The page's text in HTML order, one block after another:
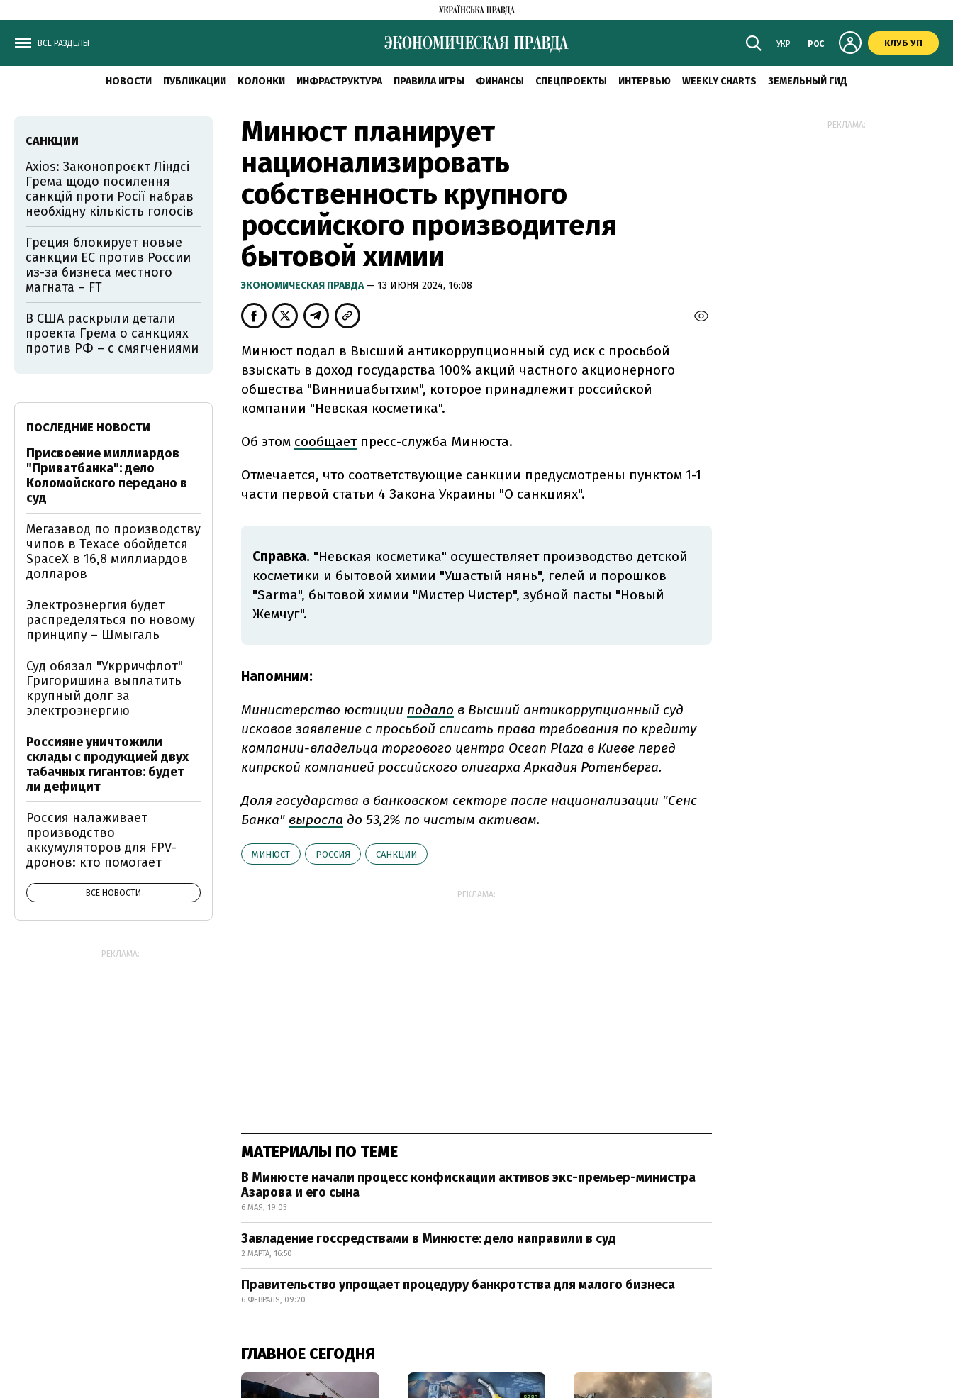
ВСЕ РАЗДЕЛЫ УКР РОС КЛУБ УП
НОВОСТИ ПУБЛИКАЦИИ КОЛОНКИ ИНФРАСТРУКТУРА ПРАВИЛА ИГРЫ ФИНАНСЫ СПЕЦПРОЕКТЫ ИНТЕРВЬЮ WEEKLY CHARTS ЗЕМЕЛЬНЫЙ ГИД
Минюст планирует
национализировать
собственность крупного
российского производителя
бытовой химии
ЭКОНОМИЧЕСКАЯ ПРАВДА— 13 ИЮНЯ 2024, 16:08
Минюст подал в Высший антикоррупционный суд иск с просьбой
взыскать в доход государства 100% акций частного акционерного
общества "Винницабытхим", которое принадлежит российской
компании "Невская косметика".
Об этом сообщаетпресс-служба Минюста.
Отмечается, что соответствующие санкции предусмотрены пунктом 1-1
части первой статьи 4 Закона Украины "О санкциях".
Справка. "Невская косметика" осуществляет производство детской
косметики и бытовой химии "Ушастый нянь", гелей и порошков
"Sarma", бытовой химии "Мистер Чистер", зубной пасты "Новый
Жемчуг".
Напомним:
Министерство юстиции подало в Высший антикоррупционный суд
исковое заявление с просьбой списать права требования по кредиту
компании-владельца торгового центра Ocean Plaza в Киеве перед
кипрской компанией российского олигарха Аркадия Ротенберга.
Доля государства в банковском секторе после национализации "Сенс
Банка" выросла до 53,2% по чистым активам.
МИНЮСТ РОССИЯ САНКЦИИ
РЕКЛАМА:
МАТЕРИАЛЫ ПО ТЕМЕ
В Минюсте начали процесс конфискации активов экс-премьер-министра
Азарова и его сына
6 МАЯ, 19:05
Завладение госсредствами в Минюсте: дело направили в суд
2 МАРТА, 16:50
Правительство упрощает процедуру банкротства для малого бизнеса
6 ФЕВРАЛЯ, 09:20
ГЛАВНОЕ СЕГОДНЯ
САНКЦИИ
Axios: Законопроєкт Ліндсі
Грема щодо посилення
санкцій проти Росії набрав
необхідну кількість голосів
Греция блокирует новые
санкции ЕС против России
из-за бизнеса местного
магната – FT
В США раскрыли детали
проекта Грема о санкциях
против РФ – с смягчениями
ПОСЛЕДНИЕ НОВОСТИ
Присвоение миллиардов
"Приватбанка": дело
Коломойского передано в
суд
Мегазавод по производству
чипов в Техасе обойдется
SpaceX в 16,8 миллиардов
долларов
Электроэнергия будет
распределяться по новому
принципу – Шмыгаль
Суд обязал "Укрричфлот"
Григоришина выплатить
крупный долг за
электроэнергию
Россияне уничтожили
склады с продукцией двух
табачных гигантов: будет
ли дефицит
Россия налаживает
производство
аккумуляторов для FPV-
дронов: кто помогает
ВСЕ НОВОСТИ
РЕКЛАМА:
РЕКЛАМА: